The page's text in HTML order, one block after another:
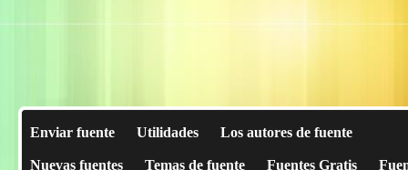
Enviar fuente Utilidades Los autores de fuente
Nuevas fuentes Temas de fuente Fuentes Gratis